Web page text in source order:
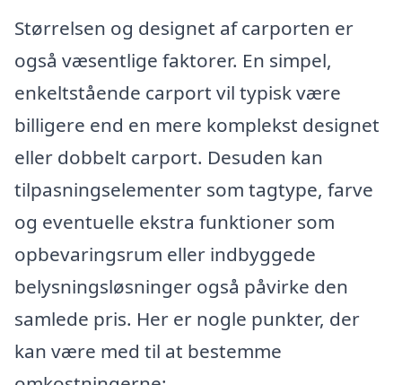
Størrelsen og designet af carporten er
også væsentlige faktorer. En simpel,
enkeltstående carport vil typisk være
billigere end en mere komplekst designet
eller dobbelt carport. Desuden kan
tilpasningselementer som tagtype, farve
og eventuelle ekstra funktioner som
opbevaringsrum eller indbyggede
belysningsløsninger også påvirke den
samlede pris. Her er nogle punkter, der
kan være med til at bestemme